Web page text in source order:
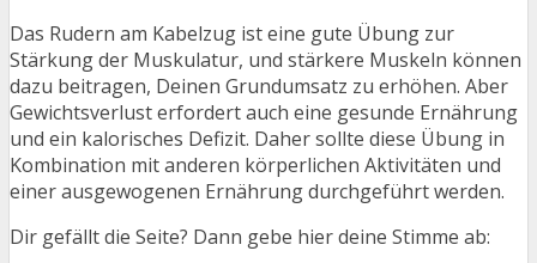
Das Rudern am Kabelzug ist eine gute Übung zur
Stärkung der Muskulatur, und stärkere Muskeln können
dazu beitragen, Deinen Grundumsatz zu erhöhen. Aber
Gewichtsverlust erfordert auch eine gesunde Ernährung
und ein kalorisches Defizit. Daher sollte diese Übung in
Kombination mit anderen körperlichen Aktivitäten und
einer ausgewogenen Ernährung durchgeführt werden.
Dir gefällt die Seite? Dann gebe hier deine Stimme ab: